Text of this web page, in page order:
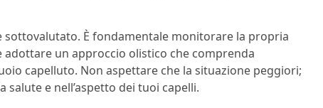
sottovalutato. È fondamentale monitorare la propria
un approccio olistico che comprenda
capelluto. Non aspettare che la situazione peggiori;
e nell’aspetto dei tuoi capelli.